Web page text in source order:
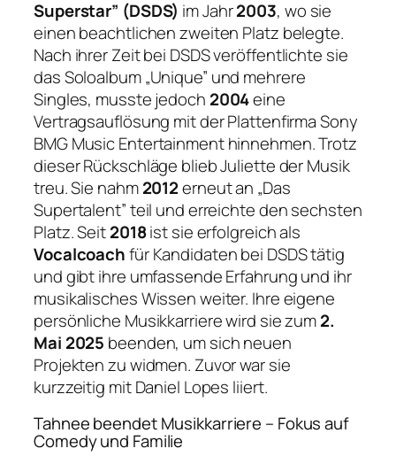
Superstar” (DSDS) im Jahr2003, wo sie
einen beachtlichen zweiten Platz belegte.
Nach ihrer Zeit bei DSDS veröffentlichte sie
das Soloalbum „Unique” und mehrere
Singles, musste jedoch 2004eine
Vertragsauflösung mit der Plattenfirma Sony
BMG Music Entertainment hinnehmen. Trotz
dieser Rückschläge blieb Juliette der Musik
treu. Sie nahm2012erneut an „Das
Supertalent” teil und erreichte den sechsten
Platz. Seit2018ist sie erfolgreich als
Vocalcoachfür Kandidaten bei DSDS tätig
und gibt ihre umfassende Erfahrung und ihr
musikalisches Wissen weiter. Ihre eigene
persönliche Musikkarriere wird sie zum2.
Mai 2025 beenden, um sich neuen
Projekten zu widmen. Zuvor war sie
kurzzeitig mit Daniel Lopes liiert.
Tahnee beendet Musikkarriere – Fokus auf
Comedy und Familie